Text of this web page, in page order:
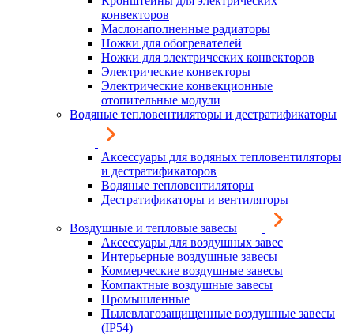
конвекторов
Маслонаполненные радиаторы
Ножки для обогревателей
Ножки для электрических конвекторов
Электрические конвекторы
Электрические конвекционные
отопительные модули
Водяные тепловентиляторы и дестратификаторы
Аксессуары для водяных тепловентиляторы
и дестратификаторов
Водяные тепловентиляторы
Дестратификаторы и вентиляторы
Воздушные и тепловые завесы
Аксессуары для воздушных завес
Интерьерные воздушные завесы
Коммерческие воздушные завесы
Компактные воздушные завесы
Промышленные
Пылевлагозащищенные воздушные завесы
(IP54)